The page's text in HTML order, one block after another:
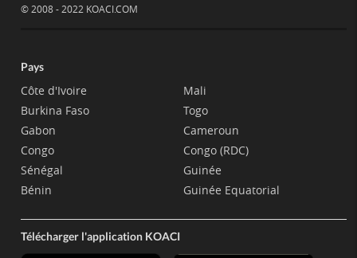
© 2008 - 2022 KOACI.COM
Pays
Côte d'Ivoire
Burkina Faso
Gabon
Congo
Sénégal
Bénin
Mali
Togo
Cameroun
Congo (RDC)
Guinée
Guinée Equatorial
Télécharger l'application KOACI